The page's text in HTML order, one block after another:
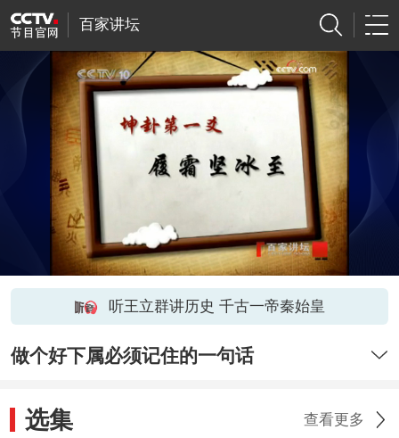
百家讲坛
听王立群讲历史 千古一帝秦始皇
做个好下属必须记住的一句话
选集 查看更多